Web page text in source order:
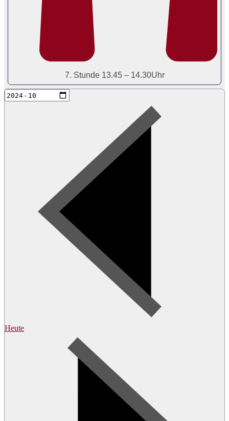
7. Stunde 13.45 – 14.30Uhr
Heute